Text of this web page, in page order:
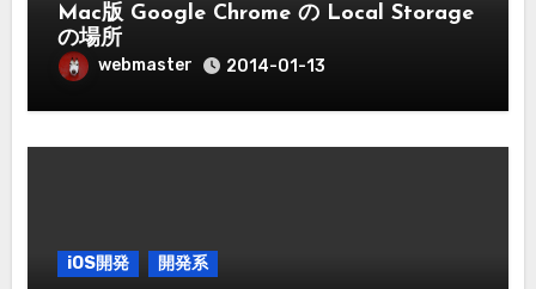
Mac版 Google Chrome の Local Storage
の場所
webmaster 2014-01-13
iOS開発 開発系